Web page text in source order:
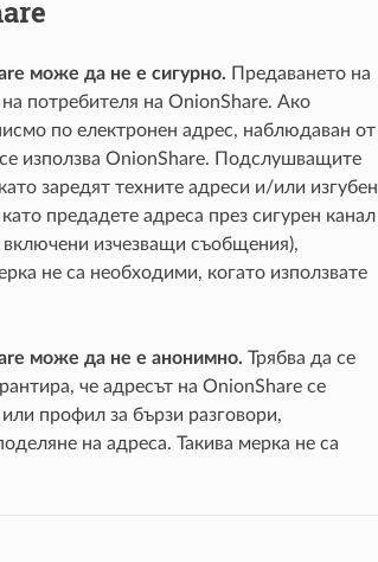
може да не е сигурно. Предаването на
потребителя на OnionShare. Ако
по електронен адрес, наблюдаван от
използва OnionShare. Подслушващите
заредят техните адреси и/или изгубен
предадете адреса през сигурен канал
изчезващи съобщения),
не са необходими, когато използвате
може да не е анонимно. Трябва да се
че адресът на OnionShare се
профил за бързи разговори,
на адреса. Такива мерка не са